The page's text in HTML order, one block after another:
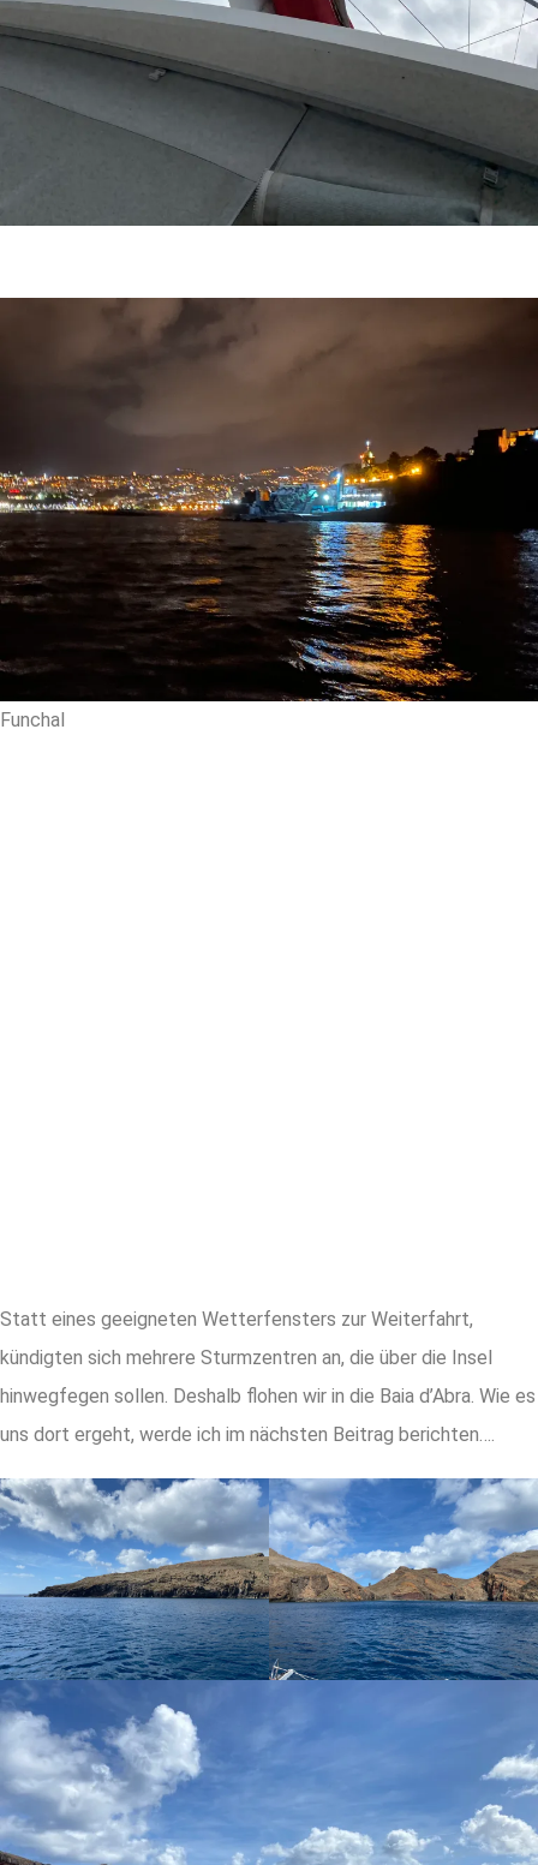
Funchal
Statt eines geeigneten Wetterfensters zur Weiterfahrt,
kündigten sich mehrere Sturmzentren an, die über die Insel
hinwegfegen sollen. Deshalb flohen wir in die Baia d’Abra. Wie es
uns dort ergeht, werde ich im nächsten Beitrag berichten….